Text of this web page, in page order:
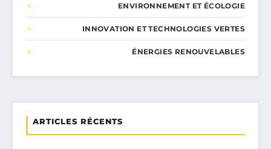
ENVIRONNEMENT ET ÉCOLOGIE
INNOVATION ET TECHNOLOGIES VERTES
ÉNERGIES RENOUVELABLES
ARTICLES RÉCENTS